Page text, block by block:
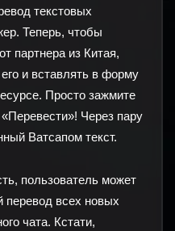
текстовых
Теперь, чтобы
партнера из Китая,
и вставлять в форму
Просто зажмите
Через пару
Ватсапом текст.
пользователь может
перевод всех новых
чата. Кстати,